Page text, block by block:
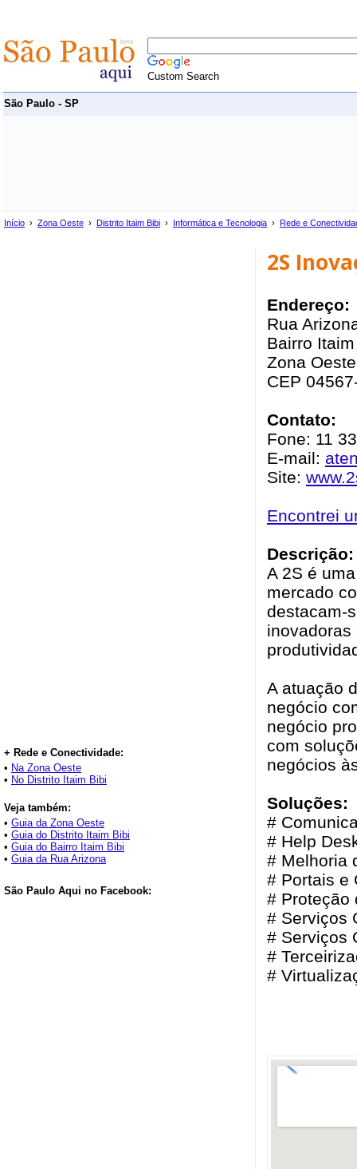
Custom Search
São Paulo - SP
Início › Zona Oeste › Distrito Itaim Bibi › Informática e Tecnologia › Rede e
+ Rede e Conectividade:
• Na Zona Oeste
• No Distrito Itaim Bibi
Veja também:
• Guia da Zona Oeste
• Guia do Distrito Itaim Bibi
• Guia do Bairro Itaim Bibi
• Guia da Rua Arizona
São Paulo Aqui no Facebook:
2S
Endereço:
Rua
Bairro
Zona
CEP
Contato:
Fone: 11
E-mail:
Site:
Encontrei
Descrição:
A 2S é
mercado
destacam-
inovadoras
A atuação
negócio
negócio
com
negócios
Soluções:
#
# Help
# Melhoria
# Portais e
# Proteção
# Serviços
# Serviços
#
#